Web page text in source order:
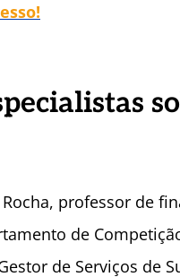
professor de
de
de Serviços de